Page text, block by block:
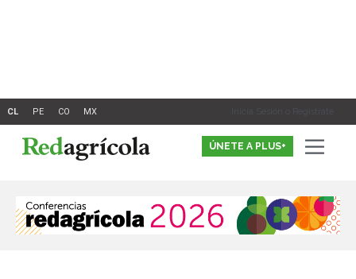
Inicia Sesión o Registrate
ÚNETE A PLUS+